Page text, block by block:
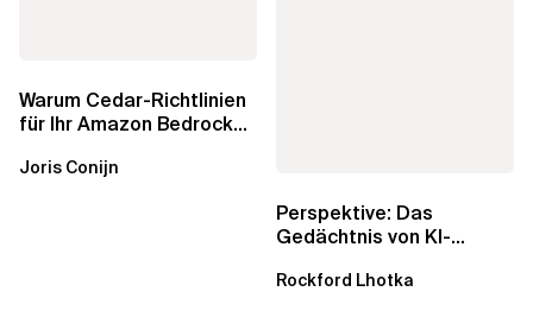
Warum Cedar-Richtlinien
für Ihr Amazon Bedrock
wichtig sind
Joris Conijn
Perspektive: Das
Gedächtnis von KI-
dem...
Rockford Lhotka